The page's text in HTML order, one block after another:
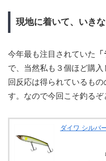
現地に着いて、いき
今年最も注目されていた
で、当然私も３個ほど購
回反応は得られているも
す。なので今回こそ釣るぞ
ダイワ シルバ